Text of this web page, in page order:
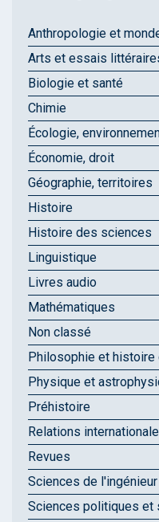
Anthropologie et
Arts et essais
Biologie et santé
Chimie
Écologie,
Économie, droit
Géographie, territoires
Histoire
Histoire des sciences
Linguistique
Livres audio
Mathématiques
Non classé
Philosophie et histoire
Physique et
Préhistoire
Relations
Revues
Sciences de l'ingénieur
Sciences politiques et